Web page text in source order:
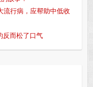
流行病，应帮助中低收
反而松了口气